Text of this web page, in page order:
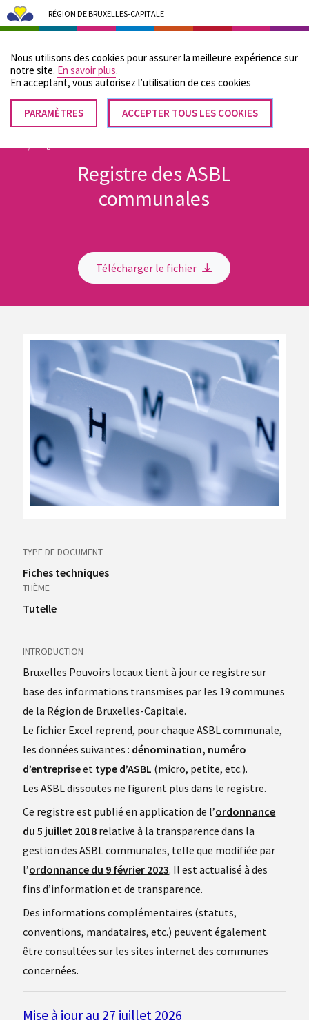
Nous utilisons des cookies pour assurer la meilleure expérience sur
notre site. En savoir plus.
En acceptant, vous autorisez lʼutilisation de ces cookies
PARAMÈTRES ACCEPTER TOUS LES COOKIES
RETIRER
LE
RÉGION DE BRUXELLES-CAPITALE
Bruxelles Pouvoirs Locaux - Aller à la page d'accueil
Menu
Fil
d'Ariane
Accueil
Documents et publications de Bruxelles Pouvoirs Locaux
Registre des ASBL
communales
Télécharger le fichier
TYPE DE DOCUMENT
Fiches techniques
THÈME
Tutelle
INTRODUCTION
Bruxelles Pouvoirs locaux tient à jour ce registre sur
base des informations transmises par les 19 communes
de la Région de Bruxelles-Capitale.
Le fichier Excel reprend, pour chaque ASBL communale,
les données suivantes : dénomination, numéro
d’entrepriseet type d’ASBL (micro, petite, etc.).
Les ASBL dissoutes ne figurent plus dans le registre.
Ce registre est publié en application de l’ordonnance
du 5 juillet 2018 relative à la transparence dans la
gestion des ASBL communales, telle que modifiée par
l’ordonnance du 9 février 2023. Il est actualisé à des
fins d’information et de transparence.
Des informations complémentaires (statuts,
conventions, mandataires, etc.) peuvent également
être consultées sur les sites internet des communes
concernées.
Mise à jour au 27 juillet 2026